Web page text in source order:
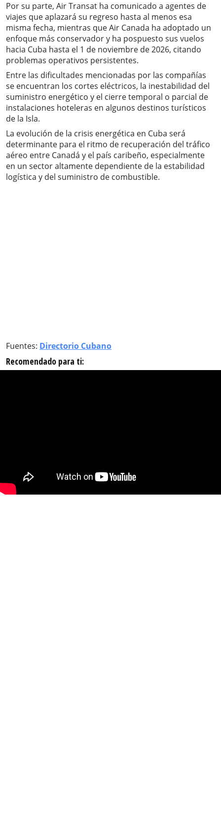
Por su parte, Air Transat ha comunicado a agentes de
viajes que aplazará su regreso hasta al menos esa
misma fecha, mientras que Air Canada ha adoptado un
enfoque más conservador y ha pospuesto sus vuelos
hacia Cuba hasta el 1 de noviembre de 2026, citando
problemas operativos persistentes.
Entre las dificultades mencionadas por las compañías
se encuentran los cortes eléctricos, la inestabilidad del
suministro energético y el cierre temporal o parcial de
instalaciones hoteleras en algunos destinos turísticos
de la Isla.
La evolución de la crisis energética en Cuba será
determinante para el ritmo de recuperación del tráfico
aéreo entre Canadá y el país caribeño, especialmente
en un sector altamente dependiente de la estabilidad
logística y del suministro de combustible.
Fuentes: Directorio Cubano
Recomendado para ti: